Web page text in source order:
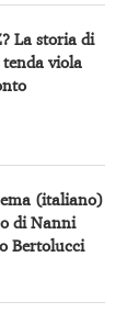
La storia di
viola
(italiano)
di Nanni
Bertolucci